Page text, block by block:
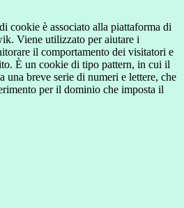
cookie è associato alla piattaforma di
Viene utilizzato per aiutare i
il comportamento dei visitatori e
È un cookie di tipo pattern, in cui il
una breve serie di numeri e lettere, che
per il dominio che imposta il